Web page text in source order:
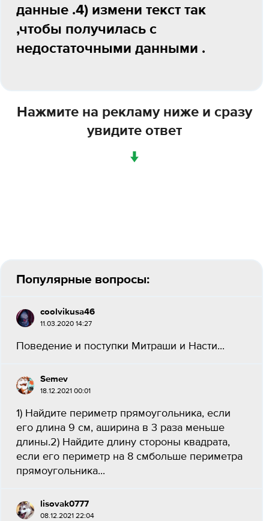
данные .4) измени текст так
,чтобы получилась с
недостаточными данными .
Нажмите на рекламу ниже и сразу
увидите ответ
↓
Популярные вопросы:
coolvikusa46
11.03.2020 14:27
Поведение и поступки Митраши и Насти...
Semev
18.12.2021 00:01
1) Найдите периметр прямоугольника, если
его длина 9 см, аширина в 3 раза меньше
длины.2) Найдите длину стороны квадрата,
если его периметр на 8 смбольше периметра
прямоугольника...
lisovak0777
08.12.2021 22:04